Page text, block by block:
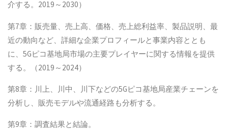
介する。2019～2030）
第7章：販売量、売上高、価格、売上総利益率、製品説明、最
近の動向など、詳細な企業プロフィールと事業内容ととも
に、5Gピコ基地局市場の主要プレイヤーに関する情報を提供
する。（2019～2024）
第8章：川上、川中、川下などの5Gピコ基地局産業チェーンを
分析し、販売モデルや流通経路も分析する。
第9章：調査結果と結論。